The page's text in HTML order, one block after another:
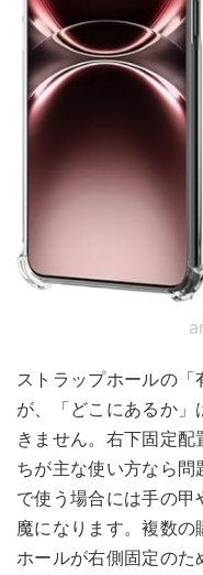
ストラップホールの
が、「どこにあるか
きません。右下固定
ちが主な使い方なら
で使う場合には手の
魔になります。複数
ホールが右側固定のた